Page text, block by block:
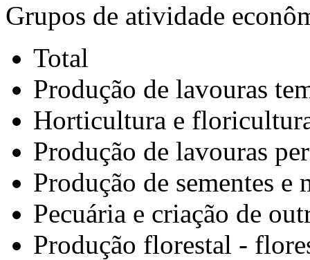
Grupos de atividade
Total
Produção de lavouras
Horticultura e
Produção de lavouras
Produção de sementes e
Pecuária e criação de
Produção florestal -